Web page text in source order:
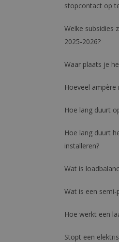
stopcontact op
Welke subsidies
2025-2026?
Waar plaats je
Hoeveel ampère
Hoe lang duurt
Hoe lang duurt
installeren?
Wat is
Wat is een semi-
Hoe werkt een
Stopt een